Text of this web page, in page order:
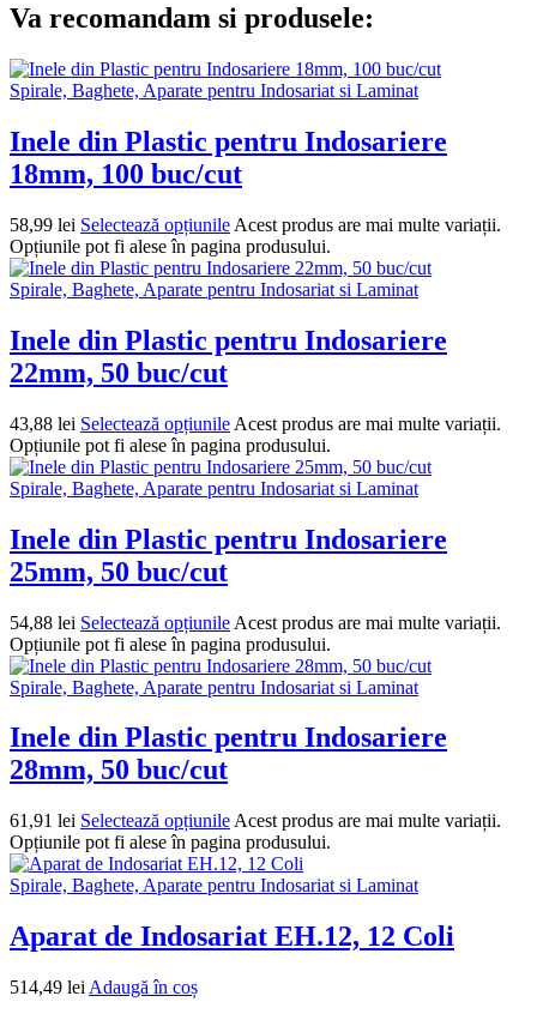
Va recomandam si produsele:
Spirale, Baghete, Aparate pentru Indosariat si Laminat
Inele din Plastic pentru Indosariere
18mm, 100 buc/cut
58,99 lei Selectează opțiunile Acest produs are mai multe variații.
Opțiunile pot fi alese în pagina produsului.
Spirale, Baghete, Aparate pentru Indosariat si Laminat
Inele din Plastic pentru Indosariere
22mm, 50 buc/cut
43,88 lei Selectează opțiunile Acest produs are mai multe variații.
Opțiunile pot fi alese în pagina produsului.
Spirale, Baghete, Aparate pentru Indosariat si Laminat
Inele din Plastic pentru Indosariere
25mm, 50 buc/cut
54,88 lei Selectează opțiunile Acest produs are mai multe variații.
Opțiunile pot fi alese în pagina produsului.
Spirale, Baghete, Aparate pentru Indosariat si Laminat
Inele din Plastic pentru Indosariere
28mm, 50 buc/cut
61,91 lei Selectează opțiunile Acest produs are mai multe variații.
Opțiunile pot fi alese în pagina produsului.
Spirale, Baghete, Aparate pentru Indosariat si Laminat
Aparat de Indosariat EH.12, 12 Coli
514,49 lei Adaugă în coș